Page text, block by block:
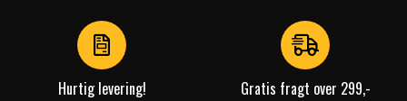
Hurtig levering! Gratis fragt over 299,-